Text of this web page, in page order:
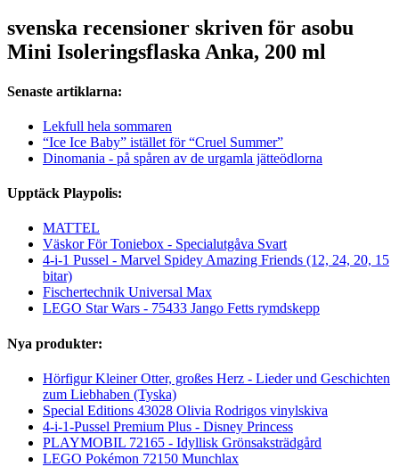
svenska recensioner skriven för asobu
Mini Isoleringsflaska Anka, 200 ml
Senaste artiklarna:
Lekfull hela sommaren
“Ice Ice Baby” istället för “Cruel Summer”
Dinomania - på spåren av de urgamla jätteödlorna
Upptäck Playpolis:
MATTEL
Väskor För Toniebox - Specialutgåva Svart
4-i-1 Pussel - Marvel Spidey Amazing Friends (12, 24, 20, 15
bitar)
Fischertechnik Universal Max
LEGO Star Wars - 75433 Jango Fetts rymdskepp
Nya produkter:
Hörfigur Kleiner Otter, großes Herz - Lieder und Geschichten
zum Liebhaben (Tyska)
Special Editions 43028 Olivia Rodrigos vinylskiva
4-i-1-Pussel Premium Plus - Disney Princess
PLAYMOBIL 72165 - Idyllisk Grönsaksträdgård
LEGO Pokémon 72150 Munchlax